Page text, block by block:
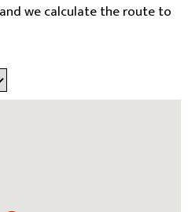
we calculate the route to